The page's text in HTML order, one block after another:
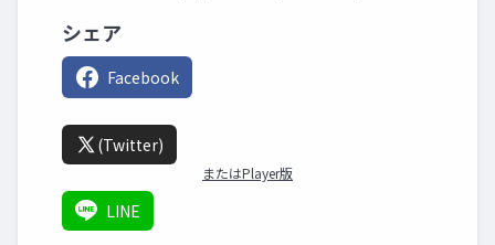
シェア
Facebook
(Twitter)
またはPlayer版
LINE